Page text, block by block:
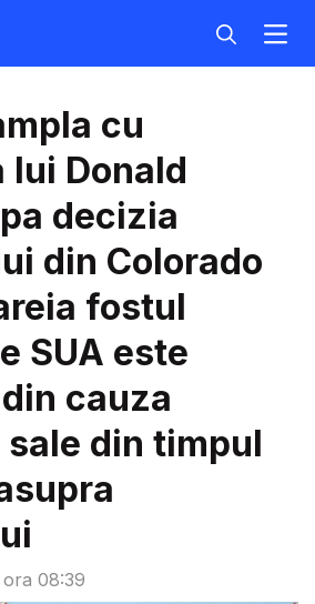
08:39
cu
lui Donald
decizia
din Colorado
fostul
SUA este
cauza
din timpul